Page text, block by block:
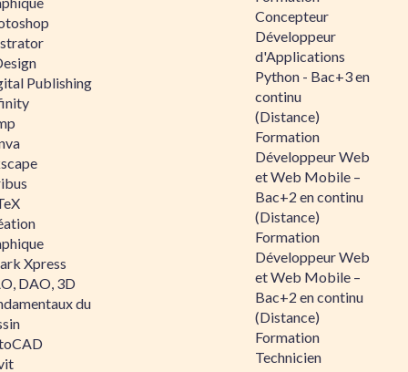
Publishing
Xpress
DAO, 3D
du
Concepteur
Développeur
d'Applications
Python - Bac+3 en
continu
(Distance)
Formation
Développeur Web
et Web Mobile –
Bac+2 en continu
(Distance)
Formation
Développeur Web
et Web Mobile –
Bac+2 en continu
(Distance)
Formation
Technicien